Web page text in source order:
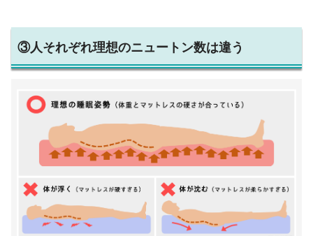
③人それぞれ理想のニュートン数は違う